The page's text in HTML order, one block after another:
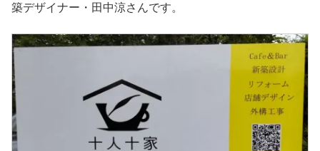
築デザイナー・田中涼さんです。